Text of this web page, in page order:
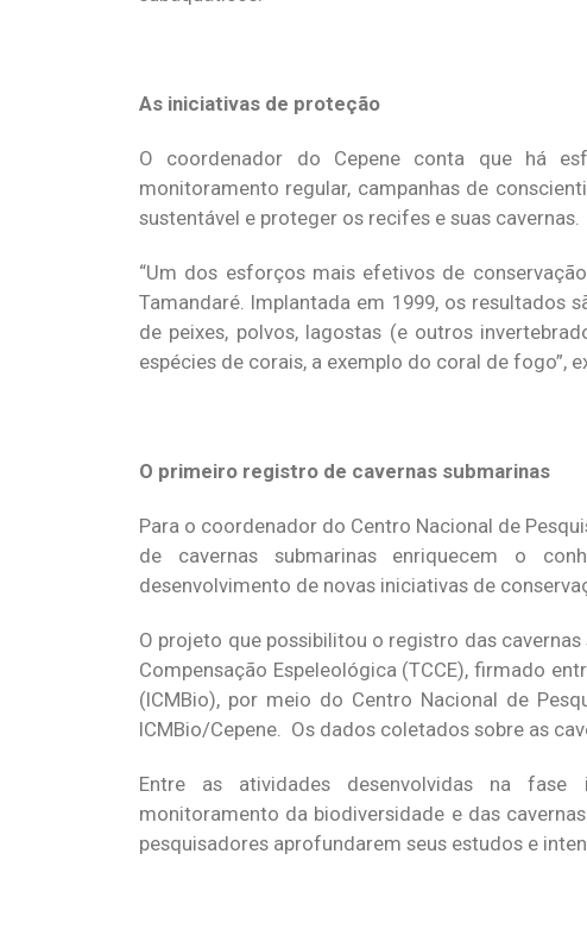
As iniciativas de proteção
O coordenador do Cepene conta que há
monitoramento regular, campanhas de
sustentável e proteger os recifes e suas cavernas.
“Um dos esforços mais efetivos de
Tamandaré. Implantada em 1999, os resultados
de peixes, polvos, lagostas (e outros
espécies de corais, a exemplo do coral de fogo”,
O primeiro registro de cavernas submarinas
Para o coordenador do Centro Nacional de
de cavernas submarinas enriquecem o
desenvolvimento de novas iniciativas de
O projeto que possibilitou o registro das
Compensação Espeleológica (TCCE), firmado
(ICMBio), por meio do Centro Nacional de
ICMBio/Cepene. Os dados coletados sobre as
Entre as atividades desenvolvidas na fase
monitoramento da biodiversidade e das
pesquisadores aprofundarem seus estudos e